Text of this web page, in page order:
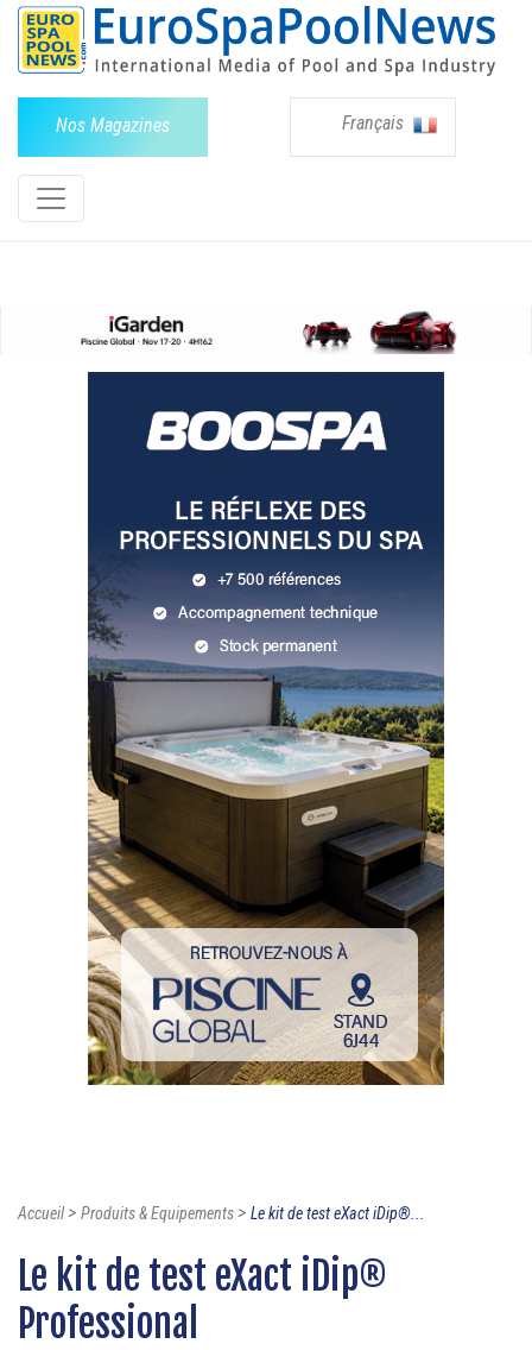
Nos Magazines Français
Accueil> Produits & Equipements> Le kit de test eXact iDip®...
Le kit de test eXact iDip®
Professional